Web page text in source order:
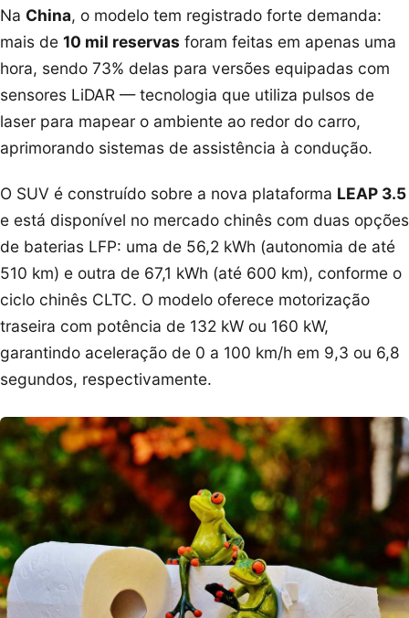
Na China, o modelo tem registrado forte demanda:
mais de 10 mil reservas foram feitas em apenas uma
hora, sendo 73% delas para versões equipadas com
sensores LiDAR — tecnologia que utiliza pulsos de
laser para mapear o ambiente ao redor do carro,
aprimorando sistemas de assistência à condução.
O SUV é construído sobre a nova plataforma LEAP 3.5
e está disponível no mercado chinês com duas opções
de baterias LFP: uma de 56,2 kWh (autonomia de até
510 km) e outra de 67,1 kWh (até 600 km), conforme o
ciclo chinês CLTC. O modelo oferece motorização
traseira com potência de 132 kW ou 160 kW,
garantindo aceleração de 0 a 100 km/h em 9,3 ou 6,8
segundos, respectivamente.